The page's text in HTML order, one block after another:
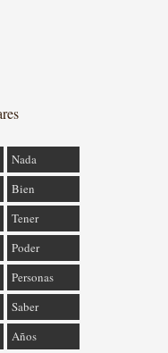
Nada
Bien
Tener
Poder
Personas
Saber
Años